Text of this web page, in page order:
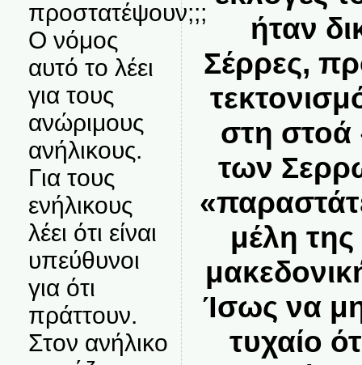
προστατέψουν;;;
Ο νόμος
αυτό το λέει
για τους
ανώριμους
ανήλικους.
Για τους
ενήλικους
λέει ότι είναι
υπεύθυνοι
για ότι
πράττουν.
Στον ανήλικο
ήταν
Σέρρες,
στη στοά
των
μέλη της
Ίσως να
τυχαίο